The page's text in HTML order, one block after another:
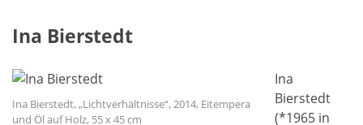
Ina Bierstedt
Ina Bierstedt, „Lichtverhältnisse“, 2014, Eitempera
und Öl auf Holz, 55 x 45 cm
Ina
Bierstedt
(*1965 in